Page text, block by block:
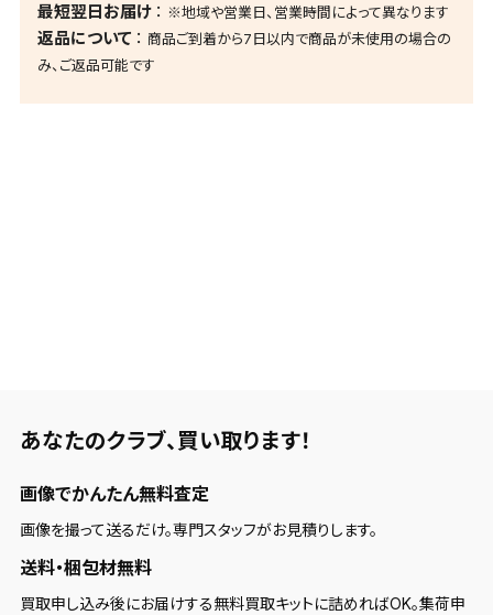
最短翌日お届け ※地域や営業日、営業時間によって異なります
返品について
商品ご到着から7日以内で商品が未使用の場合の
み、ご返品可能です
あなたのクラブ、 買い取ります！
画像でかんたん無料査定
画像を撮って送るだけ。専門スタッフがお見積りします。
送料・梱包材無料
買取申し込み後にお届けする無料買取キットに詰めればOK。集荷申